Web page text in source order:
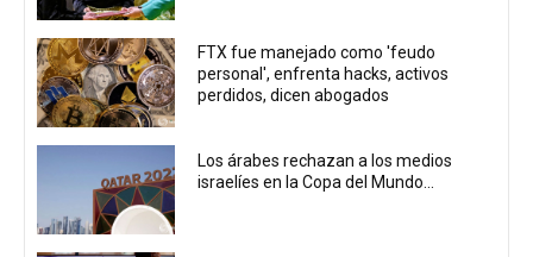
FTX fue manejado como 'feudo
personal', enfrenta hacks, activos
perdidos, dicen abogados
Los árabes rechazan a los medios
israelíes en la Copa del Mundo...